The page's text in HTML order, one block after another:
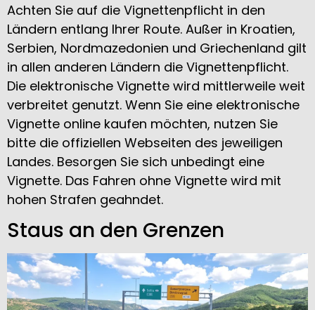
Achten Sie auf die Vignettenpflicht in den
Ländern entlang Ihrer Route. Außer in Kroatien,
Serbien, Nordmazedonien und Griechenland gilt
in allen anderen Ländern die Vignettenpflicht.
Die elektronische Vignette wird mittlerweile weit
verbreitet genutzt. Wenn Sie eine elektronische
Vignette online kaufen möchten, nutzen Sie
bitte die offiziellen Webseiten des jeweiligen
Landes. Besorgen Sie sich unbedingt eine
Vignette. Das Fahren ohne Vignette wird mit
hohen Strafen geahndet.
Staus an den Grenzen